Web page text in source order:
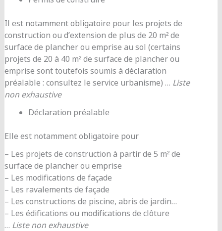
Il est notamment obligatoire pour les projets de
construction ou d’extension de plus de 20 m² de
surface de plancher ou emprise au sol (certains
projets de 20 à 40 m² de surface de plancher ou
emprise sont toutefois soumis à déclaration
préalable : consultez le service urbanisme) … Liste
non exhaustive
Déclaration préalable
Elle est notamment obligatoire pour
– Les projets de construction à partir de 5 m² de
surface de plancher ou emprise
– Les modifications de façade
– Les ravalements de façade
– Les constructions de piscine, abris de jardin…
– Les édifications ou modifications de clôture
… Liste non exhaustive